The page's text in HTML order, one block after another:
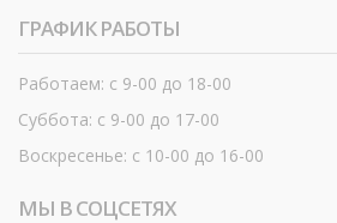
ГРАФИК РАБОТЫ
Работаем: с 9-00 до 18-00
Суббота: с 9-00 до 17-00
Воскресенье: с 10-00 до 16-00
МЫ В СОЦСЕТЯХ